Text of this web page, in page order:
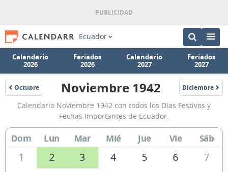
Ecuador
Calendario
2026
Feriados
2026
Calendario
2027
Feriados
2027
Octubre
1942
Calendario
Noviembre
1942
de
Ecuador
Noviembre 1942 Diciembre
1942
Calendario Noviembre 1942 con todos los Días Festivos y
Fechas Importantes de Ecuador.
Dom Lun Mar Mié Jue Vie Sáb
1 2 3 4 5 6
7